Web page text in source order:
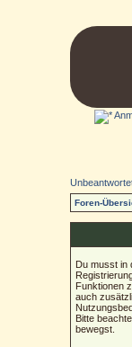
Foren-
Du musst in
Funktionen
auch
Bitte
bewegst.